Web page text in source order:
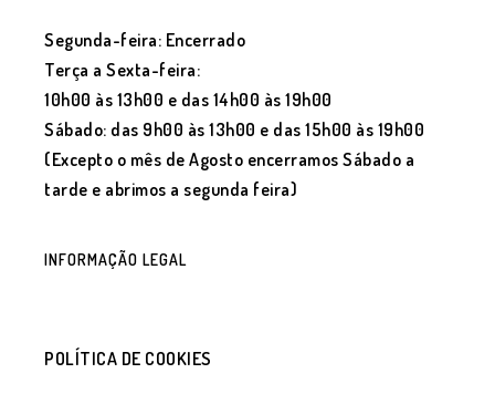
Segunda-feira: Encerrado
Terça a Sexta-feira:
10h00 às 13h00 e das 14h00 às 19h00
Sábado: das 9h00 às 13h00 e das 15h00 às 19h00
(Excepto o mês de Agosto encerramos Sábado a
tarde e abrimos a segunda feira)
INFORMAÇÃO LEGAL
POLÍTICA DE COOKIES